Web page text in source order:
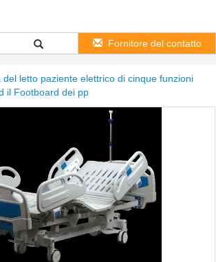
Fornitore del contatto
del letto paziente elettrico di cinque funzioni
il Footboard dei pp